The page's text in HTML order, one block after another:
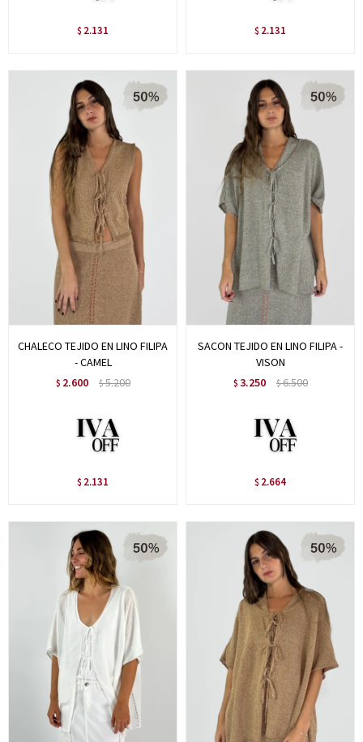
$ 2.131 $ 2.131
CHALECO TEJIDO EN LINO FILIPA
- CAMEL
$ 2.600 $5.200
$ 2.131
SACON TEJIDO EN LINO FILIPA -
VISON
$ 3.250 $6.500
$ 2.664